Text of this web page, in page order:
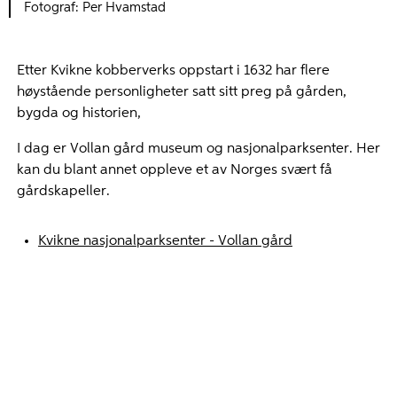
Fotograf: Per Hvamstad
Etter Kvikne kobberverks oppstart i 1632 har flere
høystående personligheter satt sitt preg på gården,
bygda og historien,
I dag er Vollan gård museum og nasjonalparksenter. Her
kan du blant annet oppleve et av Norges svært få
gårdskapeller.
Kvikne nasjonalparksenter - Vollan gård